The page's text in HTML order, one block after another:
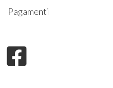
Pagamenti